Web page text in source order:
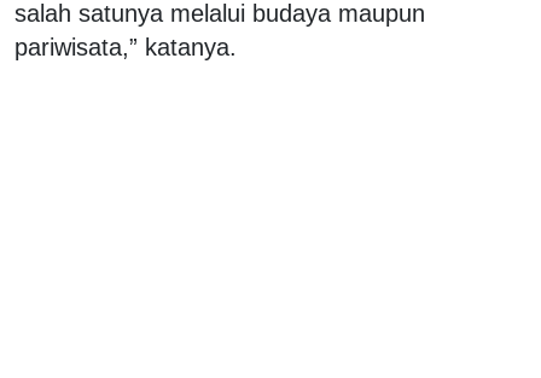
salah satunya melalui budaya maupun
pariwisata,” katanya.